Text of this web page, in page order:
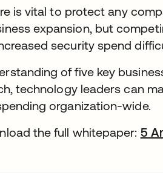
is vital to protect any
expansion, but
security spend
of five key
technology leaders can
organization-wide.
the full whitepaper: 5